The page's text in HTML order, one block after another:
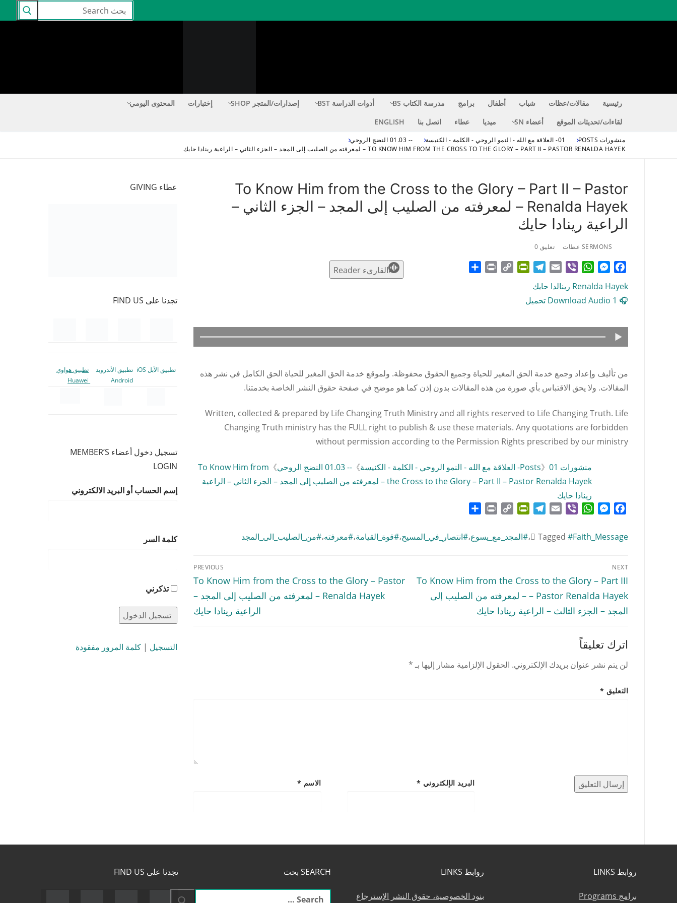
إلى
البحث
عن:
رئيسية مقالات/عظات شباب أطفال برامج مدرسة الكتاب BS أدوات الدراسة BST إصدارات/المتجر SHOP إختبارات
المحتوى اليومي
لقاءات/تحديثات الموقع
أعضاء SN ميديا عطاء اتصل بنا ENGLISH
منشورات POSTS 01- العلاقة مع الله - النمو الروحي - الكلمة - الكنيسة
-- 01.03 النضج الروحي
TO KNOW HIM FROM THE CROSS TO THE GLORY – PART II – PASTOR RENALDA HAYEK – لمعرفته من الصليب إلى المجد – الجزء الثاني – الراعية رينادا حايك
To Know Him from the Cross to the Glory – Part II – Pastor
Renalda Hayek – لمعرفته من الصليب إلى المجد – الجزء الثاني –
الراعية رينادا حايك
SERMONS عظات تعليق 0
القاريء Reader Facebook
Messenger
WhatsApp
Viber
Email
Telegram
PrintFriendly
Copy
Print
Renalda Hayek رينالدا حايك
🎧 Download Audio 1 تحميل
من تأليف وإعداد وجمع خدمة الحق المغير للحياة وجميع الحقوق محفوظة. ولموقع خدمة الحق المغير للحياة الحق الكامل في نشر هذه
المقالات. ولا يحق الاقتباس بأي صورة من هذه المقالات بدون إذن كما هو موضح في صفحة حقوق النشر الخاصة بخدمتنا.
Written, collected & prepared by Life Changing Truth Ministry and all rights reserved to Life Changing Truth. Life
Changing Truth ministry has the FULL right to publish & use these materials. Any quotations are forbidden
without permission according to the Permission Rights prescribed by our ministry
منشورات Posts 》01- العلاقة مع الله - النمو الروحي - الكلمة - الكنيسة 》 -- 01.03 النضج الروحي 》
To Know Him from
the Cross to the Glory – Part II – Pastor Renalda Hayek – لمعرفته من الصليب إلى المجد – الجزء الثاني – الراعية
رينادا حايك
Facebook
Messenger
WhatsApp
Viber
Email
Telegram
PrintFriendly
Copy
Print
Tagged #Faith_Message ،#المجد_مع_يسوع،#انتصار_في_المسيح،#قوة_القيامة،#معرفته،#من_الصليب_الى_المجد
تصفّح
المقالات
PREVIOUS
Previous
To Know Him from the Cross to the Glory – Pastor
Renalda Hayek – لمعرفته من الصليب إلى المجد –
الراعية رينادا حايك
NEXT
Next
post:
To Know Him from the Cross to the Glory – Part III
– Pastor Renalda Hayek – لمعرفته من الصليب إلى
المجد – الجزء الثالث – الراعية رينادا حايك
اترك تعليقاً
لن يتم نشر عنوان بريدك الإلكتروني. الحقول الإلزامية مشار إليها بـ*
التعليق *
الاسم * البريد الإلكتروني *
عطاء GIVING
تجدنا على FIND US
تطبيق الأبل iOS
تطبيق الأندرويد
Android
تطبيق هواوي
تسجيل دخول أعضاء MEMBER’S
LOGIN
إسم الحساب أو البريد الالكتروني
كلمة السر
تذكرني
التسجيل | كلمة المرور مفقودة
روابط LINKS
برامج Programs
روابط LINKS
بنود الخصوصية، حقوق النشر الإسترجاع
SEARCH بحث
البحث
تجدنا على FIND US